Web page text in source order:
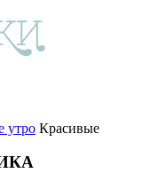
утро Красивые